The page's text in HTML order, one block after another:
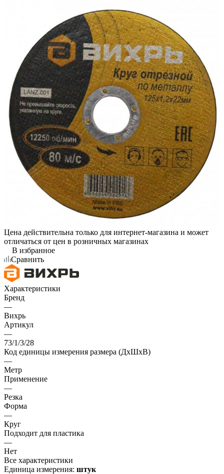
Цена действительна только для интернет-магазина и может
отличаться от цен в розничных магазинах
В избранное
Сравнить
Характеристики
Бренд
—
Вихрь
Артикул
—
73/1/3/28
Код единицы измерения размера (ДхШхВ)
—
Метр
Применение
—
Резка
Форма
—
Круг
Подходит для пластика
—
Нет
Все характеристики
Единица измерения: штук